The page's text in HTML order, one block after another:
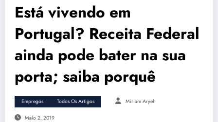
Está vivendo em
Portugal? Receita Federal
ainda pode bater na sua
porta; saiba porquê
Empregos Todos Os Artigos Miriam Aryeh
Maio 2, 2019